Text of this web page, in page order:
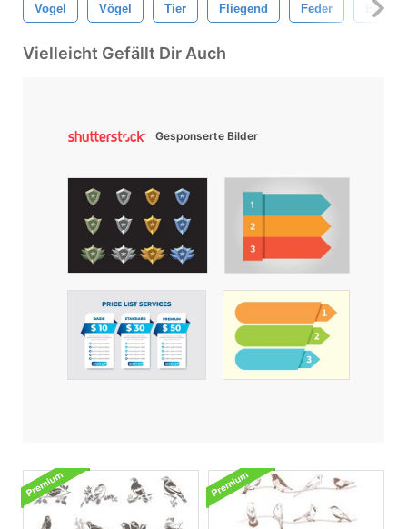
Vogel Vögel Tier Fliegend Feder Birdie
Vielleicht Gefällt Dir Auch
Gesponserte Bilder